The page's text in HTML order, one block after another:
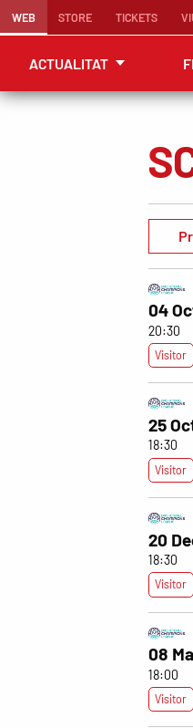
WEB STORE TICKETS
ACTUALITAT
04
20:30
Visitor
25
18:30
Visitor
20
18:30
Visitor
08
18:00
Visitor